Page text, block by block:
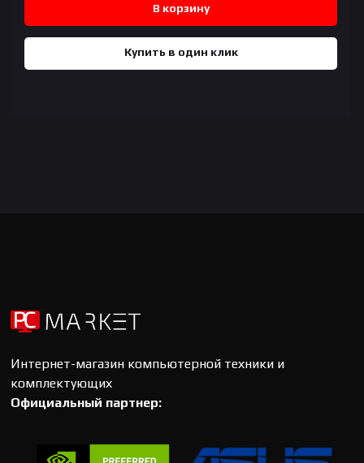
В корзину
Купить в один клик
Интернет-магазин компьютерной техники и
комплектующих
Официальный партнер: